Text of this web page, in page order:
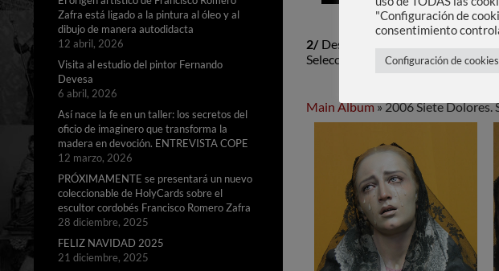
2/ Desde estos álbumes donde
Seleccione una obra para
Main Album» 2006 Siete Dolores.
Zafra está ligado a la pintura al óleo y al
dibujo de manera autodidacta
12 abril, 2026
Visita al estudio del pintor Fernando
Devesa
6 abril, 2026
Así nace la fe en un taller: los secretos del
oficio de imaginero que transforma la
madera en devoción. ENTREVISTA COPE
12 marzo, 2026
PRÓXIMAMENTE se presentará un nuevo
coleccionable de HolyCards sobre el
escultor cordobés Francisco Romero Zafra
28 diciembre, 2025
FELIZ NAVIDAD 2025
21 diciembre, 2025
"Configuración de
consentimiento
Configuración de cookies